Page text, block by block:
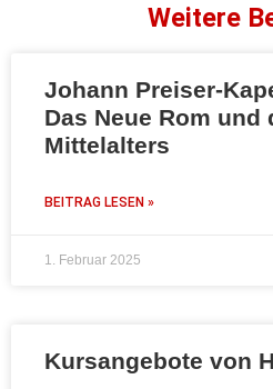
Weitere
Johann Preiser-
Das Neue Rom und
Mittelalters
BEITRAG LESEN »
1. Februar 2025
Kursangebote von